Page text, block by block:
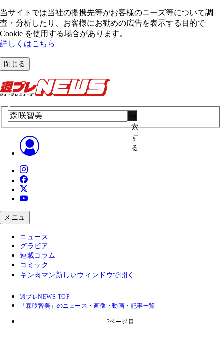
当サイトでは当社の提携先等がお客様のニーズ等について調
査・分析したり、お客様にお勧めの広告を表⽰する⽬的で
Cookie を使⽤する場合があります。
詳しくはこちら
閉じる
索
す
る
メニュ
ニュース
グラビア
連載コラム
コミック
キン肉マン 新しいウィンドウで開く
週プレNEWS TOP
「森咲智美」のニュース・画像・動画・記事一覧
2ページ目